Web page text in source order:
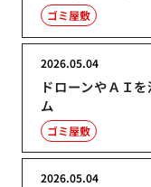
ゴミ屋敷
ドローンやＡＩ
ム
2026.05.04
ゴミ屋敷
2026.05.04